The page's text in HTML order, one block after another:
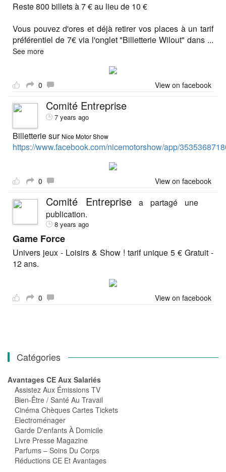
Reste 800 billets à 7 € au lieu de 10 €
Vous pouvez d'ores et déjà retirer vos places à un tarif
préférentiel de 7€ via l'onglet "Billetterie Wilout" dans ...
See more
0 View on facebook
Comité Entreprise
7 years ago
Billetterie sur Nice Motor Show
https://www.facebook.com/nicemotorshow/app/
0 View on facebook
Comité Entreprise a partagé une
publication.
8 years ago
Game Force
Univers jeux - Loisirs & Show ! tarif unique 5 € Gratuit -
12 ans.
0 View on facebook
Catégories
Avantages CE Aux Salariés
Assistez Aux Émissions TV
Bien-Être / Santé Au Travail
Cinéma Chèques Cartes Tickets
Electroménager
Garde D'enfants À Domicile
Livre Presse Magazine
Parfums – Soins Du Corps
Réductions CE Et Avantages